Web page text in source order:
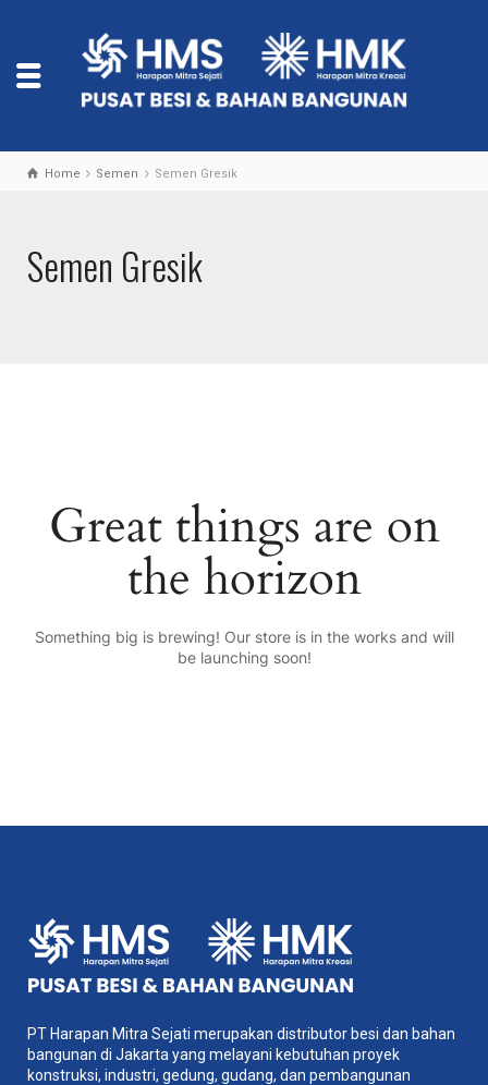
Home Semen Semen Gresik
Semen Gresik
Great things are on
the horizon
Something big is brewing! Our store is in the works and will
be launching soon!
PT Harapan Mitra Sejati merupakan distributor besi dan bahan
bangunan di Jakarta yang melayani kebutuhan proyek
konstruksi, industri, gedung, gudang, dan pembangunan